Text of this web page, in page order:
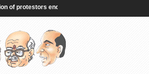
breakthrough, stir to continue - The Hindu